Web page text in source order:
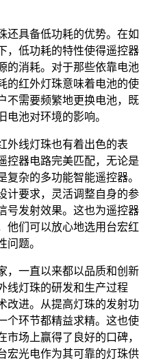
还具备低功耗的优势。在如
，低功耗的特性使得遥控器
的消耗。对于那些依靠电池
的红外灯珠意味着电池的使
不需要频繁地更换电池，既
电池对环境的影响。
外线灯珠也有着出色的表
控器电路完美匹配，无论是
复杂的多功能智能遥控器。
计要求，灵活调整自身的参
号发射效果。这也为遥控器
他们可以放心地选用台宏红
问题。
，一直以来都以品质和创新
线灯珠的研发和生产过程
改进。从提高灯珠的发射功
个环节都精益求精。这也使
场上赢得了良好的口碑，
宏光电作为其可靠的灯珠供